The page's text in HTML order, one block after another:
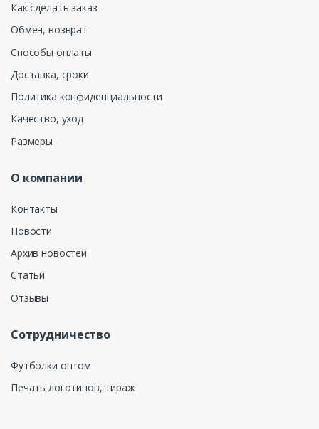
Как сделать заказ
Обмен, возврат
Способы оплаты
Доставка, сроки
Политика конфиденциальности
Качество, уход
Размеры
О компании
Контакты
Новости
Архив новостей
Статьи
Отзывы
Сотрудничество
Футболки оптом
Печать логотипов, тираж